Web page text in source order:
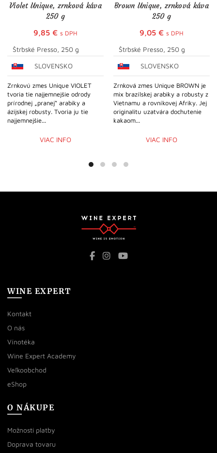
Violet Unique, zrnková káva
250 g
9,85 € s DPH
Štrbské Presso, 250 g
SLOVENSKO
Zrnkovú zmes Unique VIOLET
tvoria tie najjemnejšie odrody
prírodnej „pranej“ arabiky a
ázijskej robusty. Tvoria ju tie
najjemnejšie...
VIAC INFO
Brown Unique, zrnková káva
250 g
9,05 € s DPH
Štrbské Presso, 250 g
SLOVENSKO
Zrnková zmes Unique BROWN je
mix brazílskej arabiky a robusty z
Vietnamu a rovníkovej Afriky. Jej
originalitu uzatvára dochutenie
kakaom...
VIAC INFO
WINE EXPERT
Kontakt
O nás
Vínotéka
Wine Expert Academy
Veľkoobchod
eShop
O NÁKUPE
Možnosti platby
Doprava tovaru